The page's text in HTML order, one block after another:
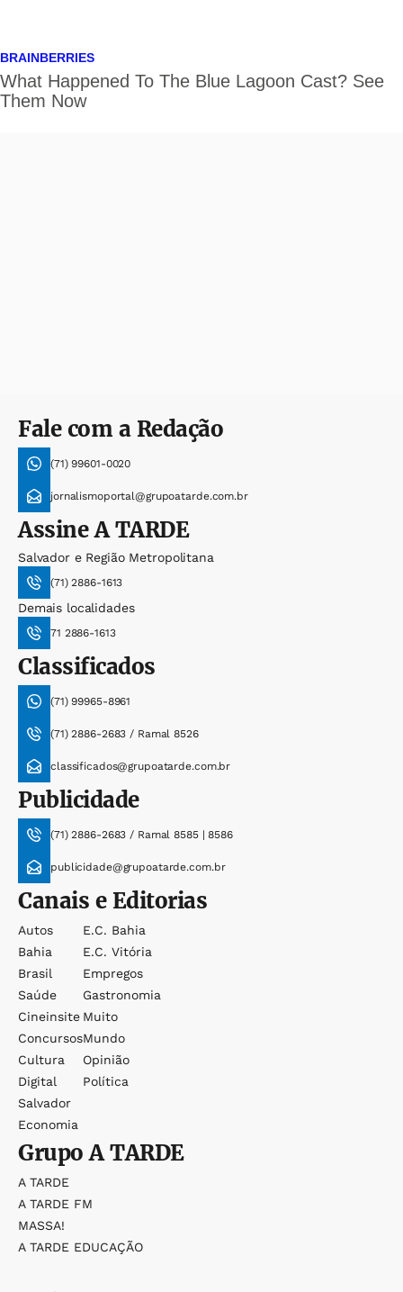
Fale com a Redação
(71) 99601-0020
jornalismoportal@grupoatarde.com.br
AssineA TARDE
Salvador e Região Metropolitana
(71) 2886-1613
Demais localidades
71 2886-1613
Classificados
(71) 99965-8961
(71) 2886-2683 / Ramal 8526
classificados@grupoatarde.com.br
Publicidade
(71) 2886-2683 / Ramal 8585 | 8586
publicidade@grupoatarde.com.br
Canais e Editorias
Autos
Bahia
Brasil
Saúde
Cineinsite
Concursos
Cultura
Digital
Salvador
Economia
E.c. Bahia
E.c. Vitória
Empregos
Gastronomia
Muito
Mundo
Opinião
Política
GrupoA TARDE
A TARDE
A TARDE FM
MASSA!
A TARDE EDUCAÇÃO